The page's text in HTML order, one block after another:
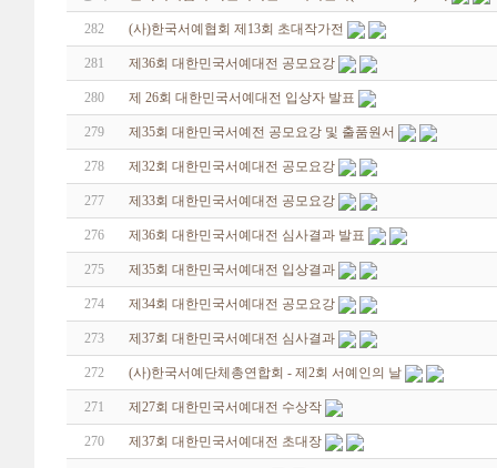
282 (사)한국서예협회 제13회 초대작가전
281 제36회 대한민국서예대전 공모요강
280 제 26회 대한민국서예대전 입상자 발표
279 제35회 대한민국서예전 공모요강 및 출품원서
278 제32회 대한민국서예대전 공모요강
277 제33회 대한민국서예대전 공모요강
276 제36회 대한민국서예대전 심사결과 발표
275 제35회 대한민국서예대전 입상결과
274 제34회 대한민국서예대전 공모요강
273 제37회 대한민국서예대전 심사결과
272 (사)한국서예단체총연합회 - 제2회 서예인의 날
271 제27회 대한민국서예대전 수상작
270 제37회 대한민국서예대전 초대장